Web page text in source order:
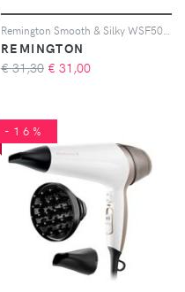
REMINGTON
€ 31,30 € 31,00
-16%